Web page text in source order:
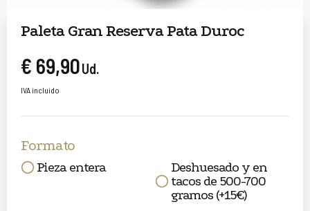
Paleta Gran Reserva Pata Duroc
€ 69,90Ud.
IVA incluido
Formato
Pieza entera
Deshuesado y en
tacos de 500-700
gramos (+15€)